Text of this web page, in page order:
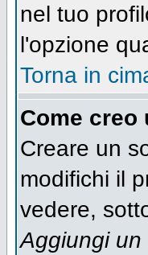
nel tuo
l'opzione
Torna in
Come creo
Creare un
modifichi il
vedere,
Aggiungi